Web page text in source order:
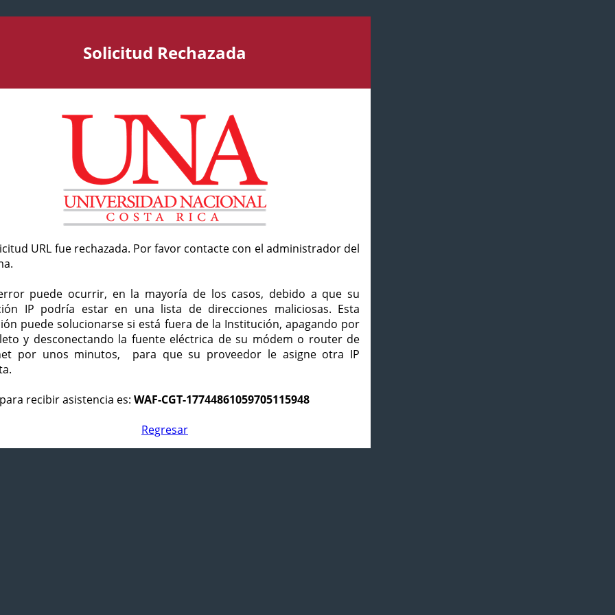
Solicitud Rechazada
URL fue rechazada. Por favor contacte con el administrador del
puede ocurrir, en la mayoría de los casos, debido a que su
IP podría estar en una lista de direcciones maliciosas. Esta
puede solucionarse si está fuera de la Institución, apagando por
y desconectando la fuente eléctrica de su módem o router de
por unos minutos, para que su proveedor le asigne otra IP
recibir asistencia es: WAF-CGT-17744861059705115948
Regresar